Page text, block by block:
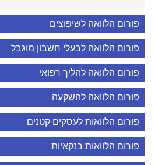
פורום הלוואה לשיפוצים
פורום הלוואה לבעלי חשבון מוגבל
פורום הלוואה להליך רפואי
פורום הלוואה להשקעה
פורום הלוואות לעסקים קטנים
פורום הלוואות בנקאיות